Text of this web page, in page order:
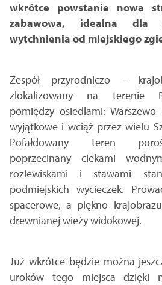
wkrótce powstanie nowa
zabawowa, idealna dla
wytchnienia od miejskiego
Zespół przyrodniczo –
zlokalizowany na terenie
pomiędzy osiedlami:
wyjątkowe i wciąż przez wielu
Pofałdowany teren
poprzecinany ciekami
rozlewiskami i stawami
podmiejskich wycieczek.
spacerowe, a piękno
drewnianej wieży widokowej.
Już wkrótce będzie można
uroków tego miejsca dzięki